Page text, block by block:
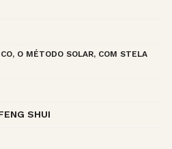
O MÉTODO SOLAR, COM STELA
SHUI